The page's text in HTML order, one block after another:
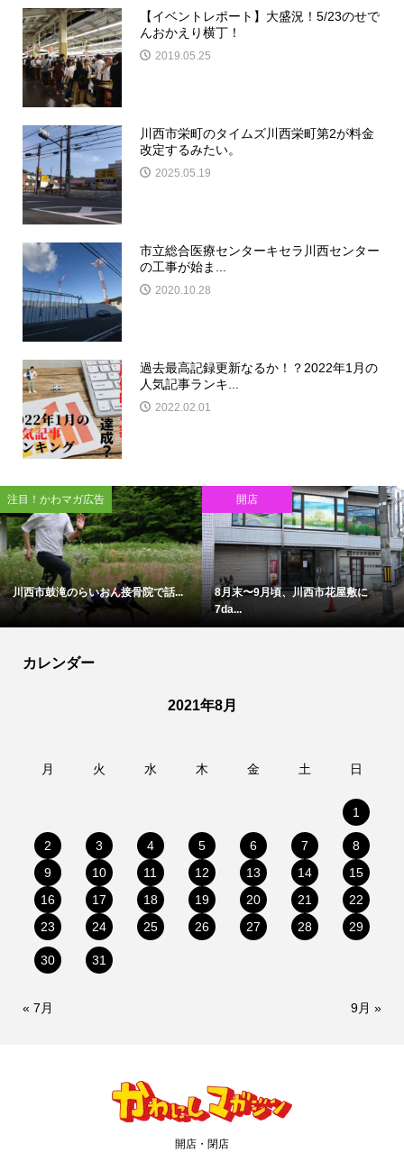
【イベントレポート】大盛況！5/23のせで
んおかえり横丁！
2019.05.25
川西市栄町のタイムズ川西栄町第2が料金
改定するみたい。
2025.05.19
市立総合医療センターキセラ川西センター
の工事が始ま...
2020.10.28
過去最高記録更新なるか！？2022年1月の
人気記事ランキ...
2022.02.01
ん接骨院で話...
開店
8月末〜9月頃、川西市花屋敷に
7da...
閉店
アステ川西地下1
カレンダー
2021年8月
月 火 水 木 金 土 日
1
2 3 4 5 6 7
8
9
10 11 12 13 14
15
16
17 18 19 20 21
22
23
24 25 26 27 28 29
30 31
« 7月 9月 »
開店・閉店